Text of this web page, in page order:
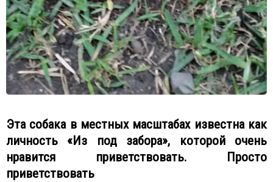
Эта собака в местных масштабах известна как
личность «Из под забора», которой очень
нравится приветствовать. Просто
приветствовать